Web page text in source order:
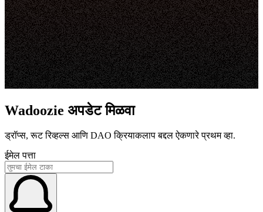
Wadoozie अपडेट मिळवा
ड्रॉप्स, रूट रिव्हल्स आणि DAO क्रियाकलाप बद्दल ऐकणारे प्रथम व्हा.
ईमेल पत्ता